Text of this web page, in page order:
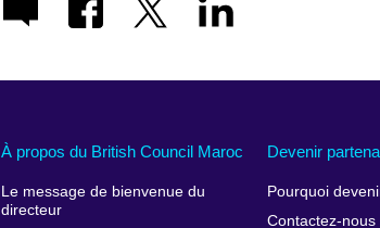
À propos du British Council Maroc
Le message de bienvenue du
directeur
Devenir
Pourquoi
Contactez-